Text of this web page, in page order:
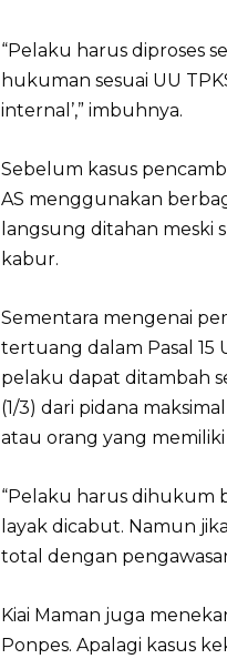
“Pelaku harus diproses
hukuman sesuai UU
internal’,” imbuhnya.
Sebelum kasus
AS menggunakan
langsung ditahan meski
kabur.
Sementara mengenai
tertuang dalam Pasal 15
pelaku dapat ditambah
(1/3) dari pidana
atau orang yang
“Pelaku harus dihukum
layak dicabut. Namun
total dengan
Kiai Maman juga
Ponpes. Apalagi kasus